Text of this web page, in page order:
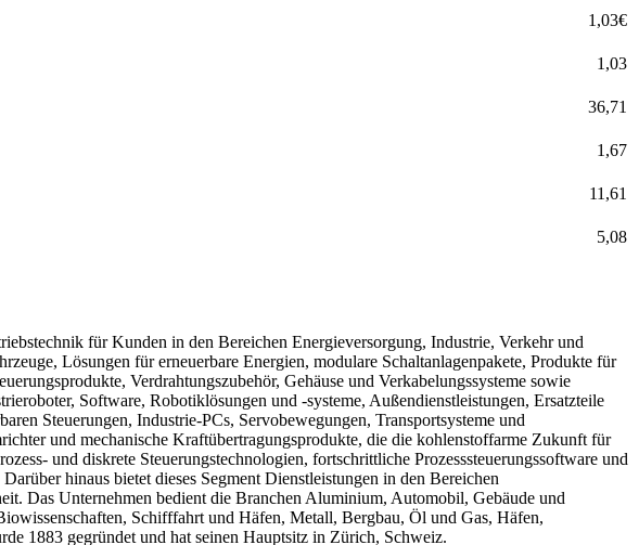
1,03€
1,03
36,71
1,67
11,61
5,08
für Kunden in den Bereichen Energieversorgung, Industrie, Verkehr und
Lösungen für erneuerbare Energien, modulare Schaltanlagenpakete, Produkte für
Verdrahtungszubehör, Gehäuse und Verkabelungssysteme sowie
Software, Robotiklösungen und -systeme, Außendienstleistungen, Ersatzteile
Steuerungen, Industrie-PCs, Servobewegungen, Transportsysteme und
und mechanische Kraftübertragungsprodukte, die die kohlenstoffarme Zukunft für
und diskrete Steuerungstechnologien, fortschrittliche Prozesssteuerungssoftware und
hinaus bietet dieses Segment Dienstleistungen in den Bereichen
Das Unternehmen bedient die Branchen Aluminium, Automobil, Gebäude und
Schifffahrt und Häfen, Metall, Bergbau, Öl und Gas, Häfen,
1883 gegründet und hat seinen Hauptsitz in Zürich, Schweiz.